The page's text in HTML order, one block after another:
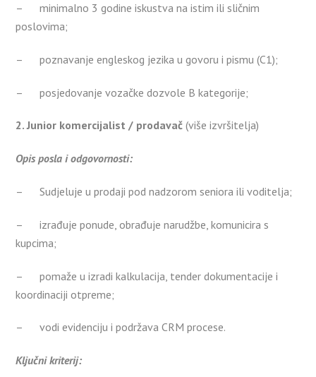
– minimalno 3 godine iskustva na istim ili sličnim
poslovima;
– poznavanje engleskog jezika u govoru i pismu (C1);
– posjedovanje vozačke dozvole B kategorije;
2. Junior komercijalist / prodavač(više izvršitelja)
Opis posla i odgovornosti:
– Sudjeluje u prodaji pod nadzorom seniora ili voditelja;
– izrađuje ponude, obrađuje narudžbe, komunicira s
kupcima;
– pomaže u izradi kalkulacija, tender dokumentacije i
koordinaciji otpreme;
– vodi evidenciju i podržava CRM procese.
Ključni kriterij: